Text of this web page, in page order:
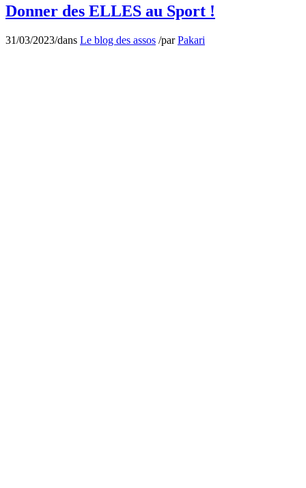
Donner des ELLES au Sport !
31/03/2023/dans Le blog des assos /parPakari